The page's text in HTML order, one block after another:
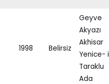
1998 Belirsiz
Geyve
Akyazı
Akhisar
Yenice- i
Taraklu
Ada